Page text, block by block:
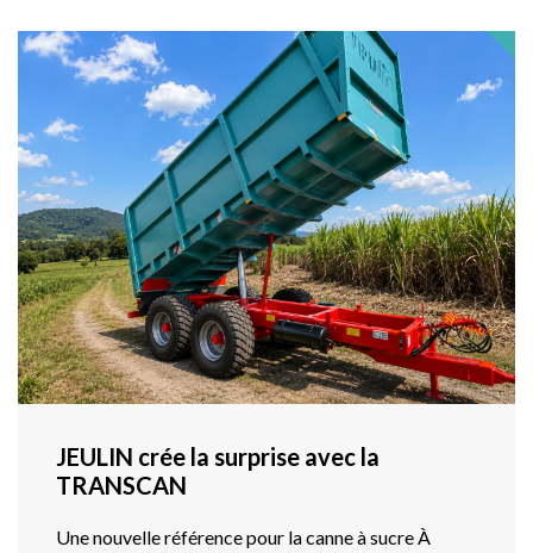
JEULIN crée la surprise avec la
TRANSCAN
Une nouvelle référence pour la canne à sucre À